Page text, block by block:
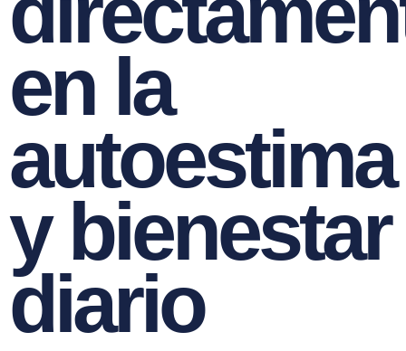
en la
autoestima
y bienestar
diario